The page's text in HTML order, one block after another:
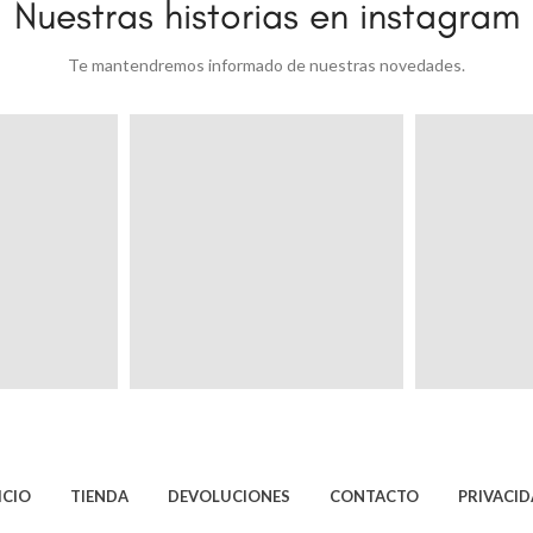
Nuestras historias en instagram
Te mantendremos informado de nuestras novedades.
TIENDA DEVOLUCIONES CONTACTO